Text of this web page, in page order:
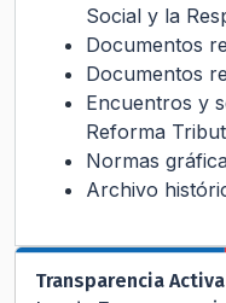
Social y la
Documentos
Documentos
Encuentros y
Reforma
Normas
Archivo
Transparencia Activa